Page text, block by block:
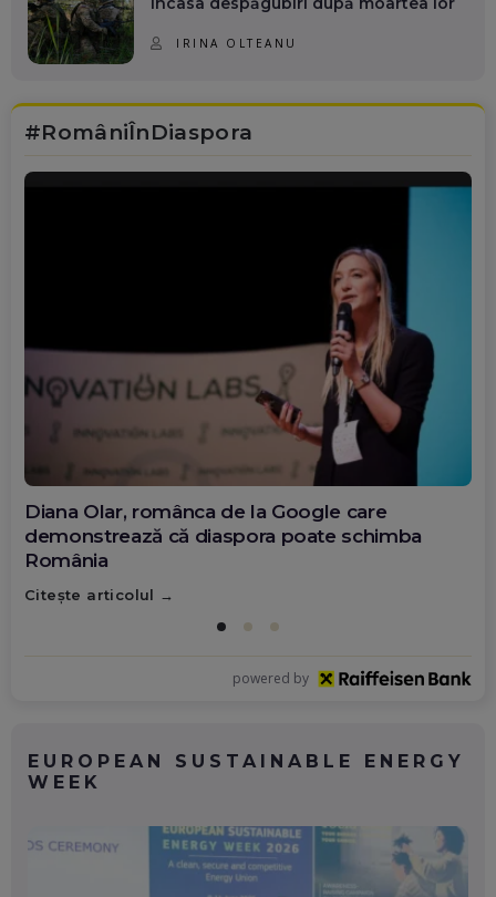
IRINA OLTEANU
#RomâniÎnDiaspora
Diana Olar, românca de la Google care
demonstrează că diaspora poate schimba
România
Citește articolul
powered by
EUROPEAN SUSTAINABLE ENERGY
WEEK